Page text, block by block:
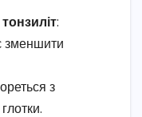
:
зменшити
з